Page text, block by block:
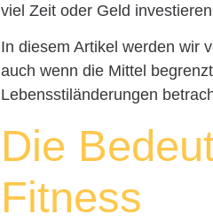
viel Zeit oder Geld
In diesem Artikel werden wir
auch wenn die Mittel
Lebensstiländerungen
Die
Fitness